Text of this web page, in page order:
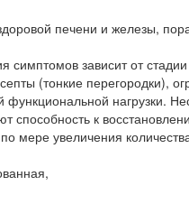
печени и железы,
симптомов зависит от
(тонкие перегородки),
нагрузки.
способность к
мере увеличения